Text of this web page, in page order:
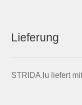
Lieferung
STRIDA.lu liefert